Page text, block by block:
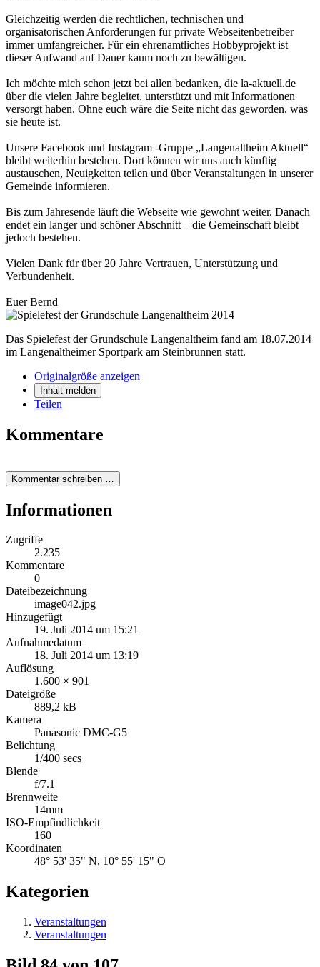
Gleichzeitig werden die rechtlichen, technischen und
organisatorischen Anforderungen für private Webseitenbetreiber
immer umfangreicher. Für ein ehrenamtliches Hobbyprojekt ist
dieser Aufwand auf Dauer kaum noch zu bewältigen.
Ich möchte mich schon jetzt bei allen bedanken, die la-aktuell.de
über die vielen Jahre begleitet, unterstützt und mit Informationen
versorgt haben. Ohne euch wäre die Seite nicht das geworden, was
sie heute ist.
Unsere Facebook und Instagram -Gruppe „Langenaltheim Aktuell“
bleibt weiterhin bestehen. Dort können wir uns auch künftig
austauschen, Neuigkeiten teilen und über Veranstaltungen in unserer
Gemeinde informieren.
Bis zum Jahresende läuft die Webseite wie gewohnt weiter. Danach
endet ein langer und schöner Abschnitt – die Gemeinschaft bleibt
jedoch bestehen.
Vielen Dank für über 20 Jahre Vertrauen, Unterstützung und
Verbundenheit.
Euer Bernd
Das Spielefest der Grundschule Langenaltheim fand am 18.07.2014
im Langenaltheimer Sportpark am Steinbrunnen statt.
Originalgröße anzeigen
Inhalt melden
Teilen
Kommentare
Kommentar schreiben …
Informationen
Zugriffe
2.235
Kommentare
0
Dateibezeichnung
image042.jpg
Hinzugefügt
19. Juli 2014 um 15:21
Aufnahmedatum
18. Juli 2014 um 13:19
Auflösung
1.600 × 901
Dateigröße
889,2 kB
Kamera
Panasonic DMC-G5
Belichtung
1/400 secs
Blende
f/7.1
Brennweite
14mm
ISO-Empfindlichkeit
160
Koordinaten
48° 53' 35" N, 10° 55' 15" O
Kategorien
Veranstaltungen
Veranstaltungen